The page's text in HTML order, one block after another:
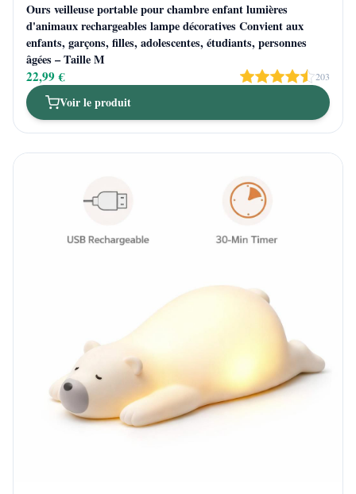
Ours veilleuse portable pour chambre enfant lumières
d'animaux rechargeables lampe décoratives Convient aux
enfants, garçons, filles, adolescentes, étudiants, personnes
âgées – Taille M
22,99 € 203
Voir le produit